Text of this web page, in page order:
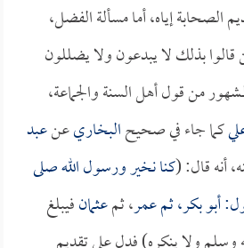
الصحابة إياه، أما مسألة الفضل،
قالوا بذلك لا يبدعون ولا يضللون
من قول أهل السنة والجماعة،
كما جاء في صحيحالبخاريعنعبد
أنه قال: (كنا نخير ورسول الله صلى
أبو بكر، ثمعمر، ثمعثمانفيبلغ